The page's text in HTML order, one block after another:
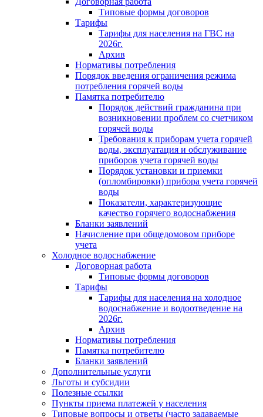
Типовые формы договоров
Тарифы
Тарифы для населения на ГВС на
2026г.
Архив
Нормативы потребления
Порядок введения ограничения режима
потребления горячей воды
Памятка потребителю
Порядок действий гражданина при
возникновении проблем со счетчиком
горячей воды
Требования к приборам учета горячей
воды, эксплуатация и обслуживание
приборов учета горячей воды
Порядок установки и приемки
(опломбировки) прибора учета горячей
воды
Показатели, характеризующие
качество горячего водоснабжения
Бланки заявлений
Начисление при общедомовом приборе
учета
Холодное водоснабжение
Договорная работа
Типовые формы договоров
Тарифы
Тарифы для населения на холодное
водоснабжение и водоотведение на
2026г.
Архив
Нормативы потребления
Памятка потребителю
Бланки заявлений
Дополнительные услуги
Льготы и субсидии
Полезные ссылки
Пункты приема платежей у населения
Типовые вопросы и ответы (часто задаваемые